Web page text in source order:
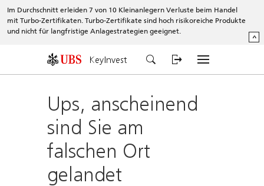
Im Durchschnitt erleiden 7 von 10 Kleinanlegern Verluste beim Handel
mit Turbo-Zertifikaten. Turbo-Zertifikate sind hoch risikoreiche Produkte
und nicht für langfristige Anlagestrategien geeignet.
^
KeyInvest
Ups, anscheinend
sind Sie am
falschen Ort
gelandet